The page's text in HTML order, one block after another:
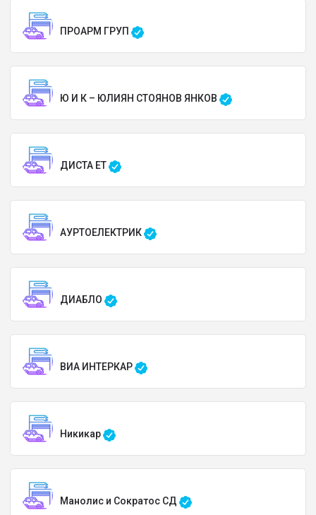
ПРОАРМ ГРУП
Ю И К – ЮЛИЯН СТОЯНОВ ЯНКОВ
ДИСТА ЕТ
АУРТОЕЛЕКТРИК
ДИАБЛО
ВИА ИНТЕРКАР
Никикар
Манолис и Сократос СД